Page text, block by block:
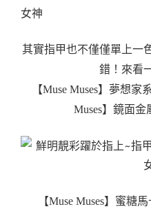
其實指甲也不僅僅單上一
錯！來看
【Muse Muses】夢想家
Muses】鏡面金
【Muse Muses】蜜糖